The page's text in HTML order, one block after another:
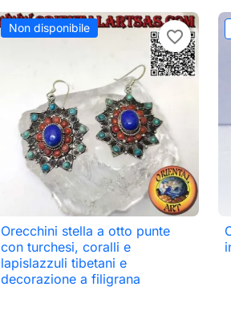
Non disponibile favorite_border
 Anteprima
Orecchini stella a otto punte
con turchesi, coralli e
lapislazzuli tibetani e
decorazione a filigrana